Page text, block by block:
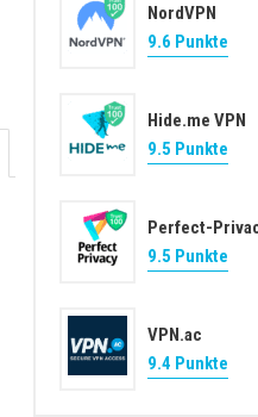
NordVPN
9.6 Punkte
Hide.me VPN
9.5 Punkte
Perfect-
9.5 Punkte
VPN.ac
9.4 Punkte